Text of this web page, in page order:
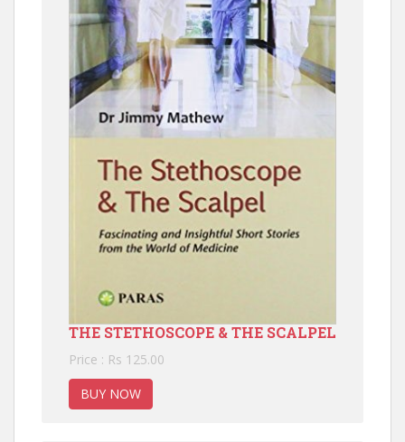
THE STETHOSCOPE & THE SCALPEL
Price : Rs 125.00
BUY NOW